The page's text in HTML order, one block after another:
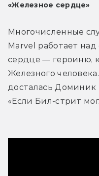
«Железное сердце»
Многочисленные
Marvel работает
сердце — героиню,
Железного
досталась Доминик
«Если Бил-стрит